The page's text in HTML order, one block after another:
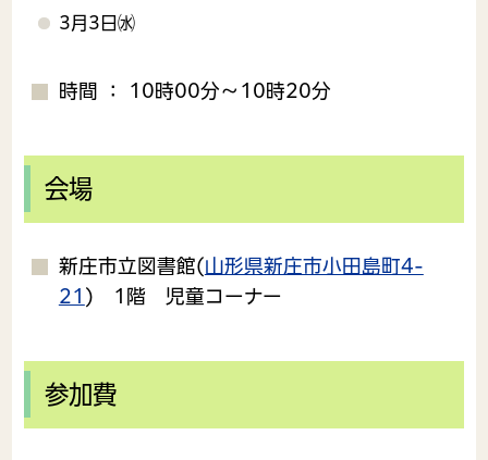
3月3日㈬
時間 ： 10時00分～10時20分
会場
新庄市立図書館(山形県新庄市小田島町4-
21 ) 1階 児童コーナー
参加費